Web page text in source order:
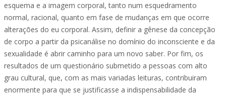
esquema e a imagem corporal, tanto num esquedramento
normal, racional, quanto em fase de mudanças em que ocorre
alterações do eu corporal. Assim, definir a gênese da concepção
de corpo a partir da psicanálise no domínio do inconsciente e da
sexualidade é abrir caminho para um novo saber. Por fim, os
resultados de um questionário submetido a pessoas com alto
grau cultural, que, com as mais variadas leituras, contribuiram
enormente para que se justificasse a indispensabilidade da